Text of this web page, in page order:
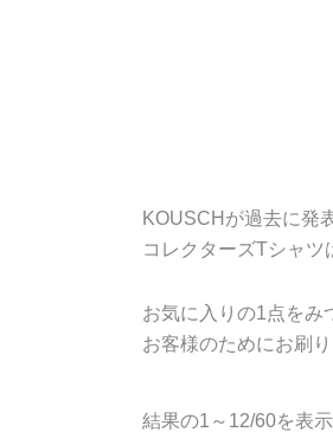
KOUSCHが過去に発
コレクターズTシャツ
お気に入りの1点をみ
お客様のためにお刷り
結果の1～12/60を表